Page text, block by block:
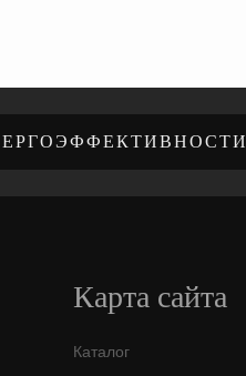
Карта сайта
Каталог